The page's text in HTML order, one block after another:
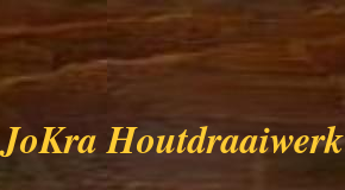
JoKra Houtdraaiwerk